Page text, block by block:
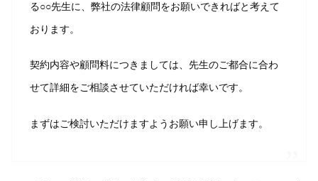
る○○先生に、弊社の法律顧問をお願いできればと考えて
おります。
契約内容や顧問料につきましては、先生のご都合に合わ
せて詳細をご相談させていただければ幸いです。
まずはご検討いただけますようお願い申し上げます。